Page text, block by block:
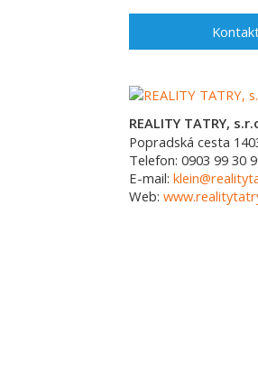
REALITY TATRY,
Popradská cesta
Telefon: 0903 99 30
E-mail:
Web: